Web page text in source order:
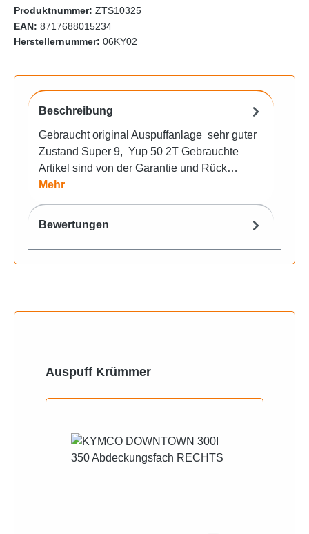
Produktnummer: ZTS10325
EAN: 8717688015234
Herstellernummer: 06KY02
Beschreibung
Gebraucht original Auspuffanlage sehr guter
Zustand Super 9, Yup 50 2T Gebrauchte
Artikel sind von der Garantie und Rück…
Mehr
Bewertungen
Produktgalerie überspringen
Auspuff Krümmer